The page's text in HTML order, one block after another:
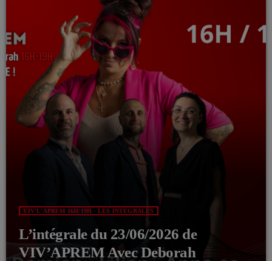
VIV'L'APREM 16H/19H - LES INTÉGRALES
L’intégrale du 23/06/2026 de
VIV’APREM Avec Deborah